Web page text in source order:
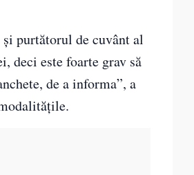
şi purtătorul de cuvânt al
deci este foarte grav să
de a informa”, a